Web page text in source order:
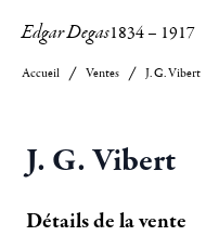
Edgar Degas1834– 1917
Accueil Ventes J. G. Vibert
J. G. Vibert
Détails de la vente